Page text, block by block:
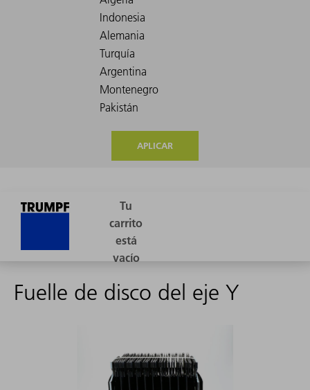
APLICAR
Fuelle de disco del eje Y